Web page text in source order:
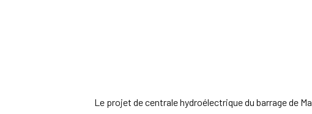
Le projet de centrale hydroélectrique du barrage de